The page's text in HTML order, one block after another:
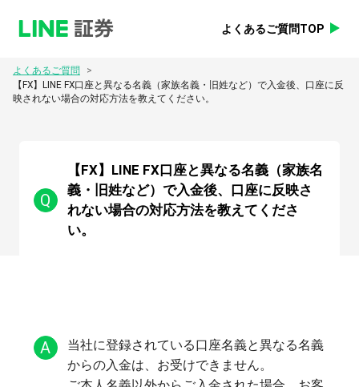
よくあるご質問TOP
よくあるご質問
>
【FX】LINE FX口座と異なる名義（家族名義・旧姓など）で入金後、口座に反
映されない場合の対応方法を教えてください。
Q
【FX】LINE FX口座と異なる名義（家族名
義・旧姓など）で入金後、口座に反映さ
れない場合の対応方法を教えてくださ
い。
A
当社に登録されている口座名義と異なる名義
からの入金は、お受けできません。